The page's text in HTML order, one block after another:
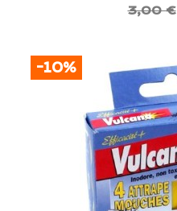
3,00 €
-10%